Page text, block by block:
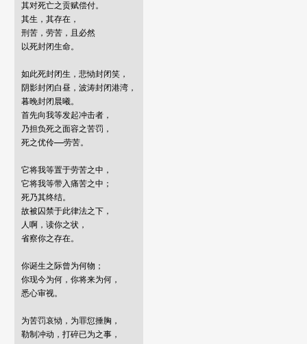
其对死亡之贡赋偿付。
其生，其存在，
刑苦，劳苦，且必然
以死封闭生命。
如此死封闭生，悲恸封闭笑，
阴影封闭白昼，波涛封闭港湾，
暮晚封闭晨曦。
首先向我等发起冲击者，
乃担负死之面容之苦罚，
死之优伶——劳苦。
它将我等置于劳苦之中，
它将我等带入痛苦之中；
死乃其终结。
故被囚禁于此律法之下，
人啊，读你之状，
省察你之存在。
你诞生之际曾为何物；
你现今为何，你将来为何，
悉心审视。
为苦罚哀恸，为罪愆捶胸，
勒制冲动，打碎已为之事，